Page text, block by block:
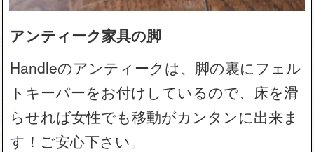
アンティーク家具の脚
Handleのアンティークは、脚の裏にフェル
トキーパーをお付けしているので、床を滑
らせれば女性でも移動がカンタンに出来ま
す！ご安心下さい。